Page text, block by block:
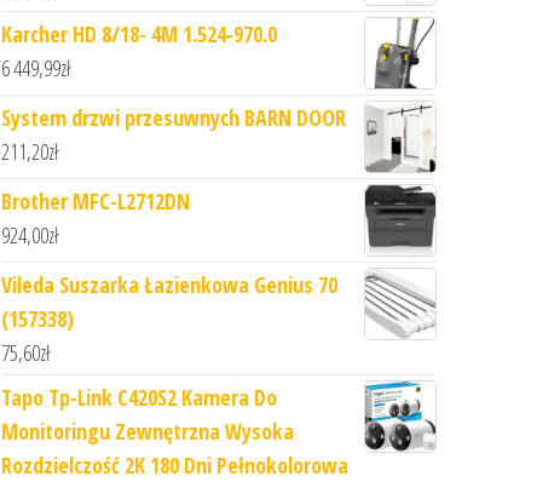
Karcher HD 8/18- 4M 1.524-970.0
6 449,99zł
System drzwi przesuwnych BARN DOOR
211,20zł
Brother MFC-L2712DN
924,00zł
Vileda Suszarka Łazienkowa Genius 70
(157338)
75,60zł
Tapo Tp-Link C420S2 Kamera Do
Monitoringu Zewnętrzna Wysoka
Rozdzielczość 2K 180 Dni Pełnokolorowa